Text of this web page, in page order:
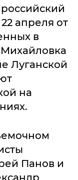
апреля от
в
Михайловка
Луганской
на
Панов и